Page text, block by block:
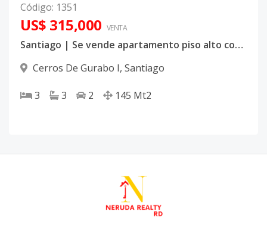
Código: 1351
US$ 315,000 VENTA
Santiago | Se vende apartamento piso alto con vistas a la ciudad, Torre Nikisy
Cerros De Gurabo I, Santiago
3 3 2 145 Mt2